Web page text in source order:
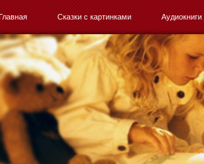
Главная Сказки с картинками